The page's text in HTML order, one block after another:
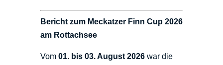
Bericht zum Meckatzer Finn Cup 2026
am Rottachsee
Vom 01. bis 03. August 2026war die